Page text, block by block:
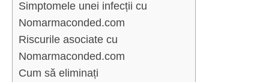
Simptomele unei infecții cu
Nomarmaconded.com
Riscurile asociate cu
Nomarmaconded.com
Cum să eliminați